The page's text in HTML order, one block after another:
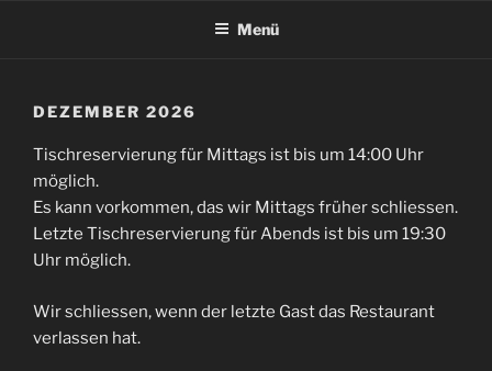
Menü
DEZEMBER 2026
Tischreservierung für Mittags ist bis um 14:00 Uhr
möglich.
Es kann vorkommen, das wir Mittags früher schliessen.
Letzte Tischreservierung für Abends ist bis um 19:30
Uhr möglich.
Wir schliessen, wenn der letzte Gast das Restaurant
verlassen hat.